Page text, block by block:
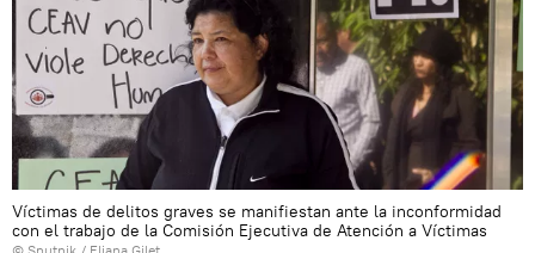
Víctimas de delitos graves se manifiestan ante la inconformidad
con el trabajo de la Comisión Ejecutiva de Atención a Víctimas